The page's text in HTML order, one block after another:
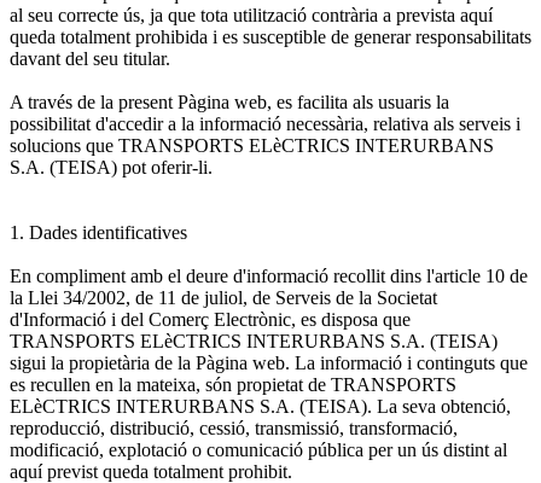
al seu correcte ús, ja que tota utilització contrària a prevista aquí
queda totalment prohibida i es susceptible de generar responsabilitats
davant del seu titular.
A través de la present Pàgina web, es facilita als usuaris la
possibilitat d'accedir a la informació necessària, relativa als serveis i
solucions que TRANSPORTS ELèCTRICS INTERURBANS
S.A. (TEISA) pot oferir-li.
1. Dades identificatives
En compliment amb el deure d'informació recollit dins l'article 10 de
la Llei 34/2002, de 11 de juliol, de Serveis de la Societat
d'Informació i del Comerç Electrònic, es disposa que
TRANSPORTS ELèCTRICS INTERURBANS S.A. (TEISA)
sigui la propietària de la Pàgina web. La informació i continguts que
es recullen en la mateixa, són propietat de TRANSPORTS
ELèCTRICS INTERURBANS S.A. (TEISA). La seva obtenció,
reproducció, distribució, cessió, transmissió, transformació,
modificació, explotació o comunicació pública per un ús distint al
aquí previst queda totalment prohibit.